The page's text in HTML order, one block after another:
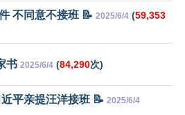
不同意不接班 📝 2025/6/4 (59,353
书 2025/6/4 (84,290次)
平亲提汪洋接班 📝 2025/6/4